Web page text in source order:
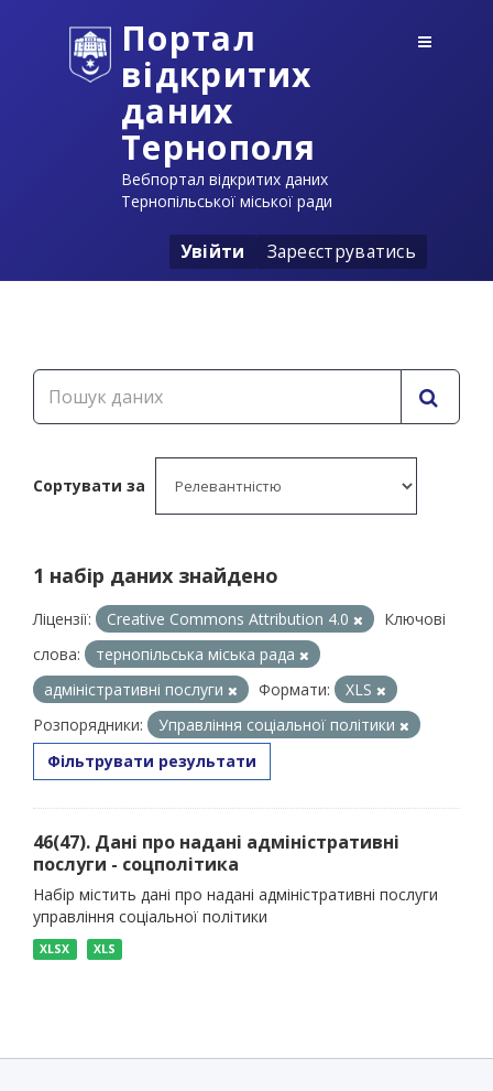
Портал
відкритих
даних
Тернополя
Вебпортал відкритих даних
Тернопільської міської ради
Увійти Зареєструватись
Сортувати за
1 набір даних знайдено
Ліцензії: Creative Commons Attribution 4.0
Ключові
слова:
тернопільська міська рада
адміністративні послуги
Формати:
XLS
Розпорядники:
Управління соціальної політики
Фільтрувати результати
46(47). Дані про надані адміністративні
послуги - соцполітика
Набір містить дані про надані адміністративні послуги
управління соціальної політики
XLSX XLS